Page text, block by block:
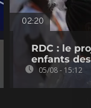
02:20
RDC : le
enfants
05/08 - 15:12